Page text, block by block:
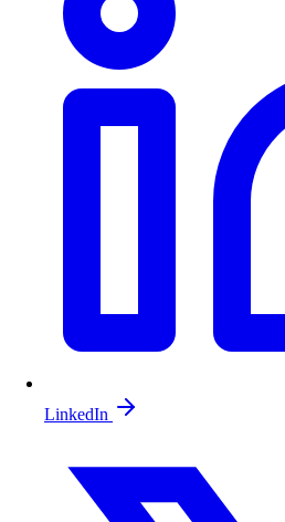
LinkedIn